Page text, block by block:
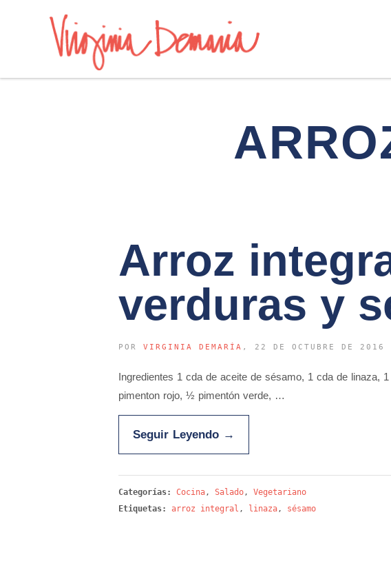
Arroz
verduras y
POR VIRGINIA DEMARÍA , 22 DE OCTUBRE DE 2016
Ingredientes 1 cda de aceite de sésamo, 1 cda de
pimenton rojo, ½ pimentón verde, …
Seguir Leyendo →
Categorías: Cocina, Salado, Vegetariano
Etiquetas:
arroz integral , linaza, sésamo